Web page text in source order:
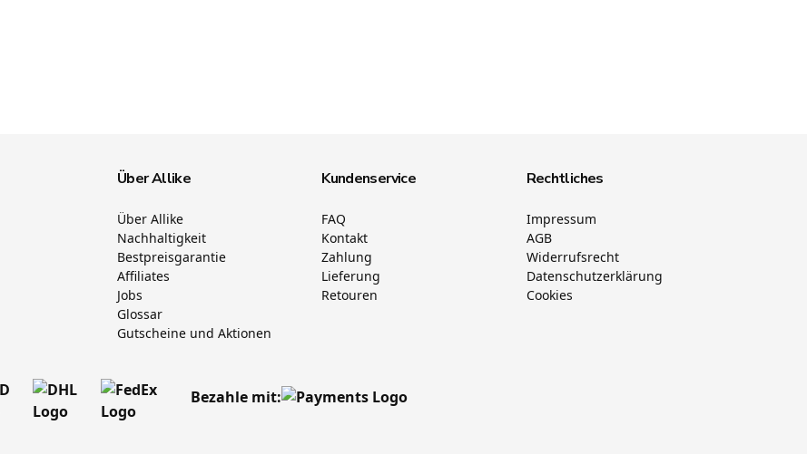
Über Allike
Über Allike
Nachhaltigkeit
Bestpreisgarantie
Affiliates
Jobs
Glossar
Gutscheine und Aktionen
Kundenservice
FAQ
Kontakt
Zahlung
Lieferung
Retouren
Rechtliches
Impressum
AGB
Widerrufsrecht
Datenschutzerklärung
Cookies
Bezahle mit: